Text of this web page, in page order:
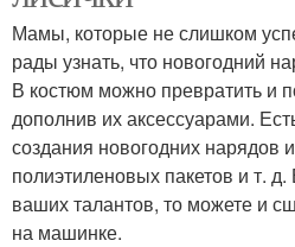
Мамы, которые не слишком
рады узнать, что новогодний
В костюм можно превратить и
дополнив их аксессуарами.
создания новогодних нарядов
полиэтиленовых пакетов и т.
ваших талантов, то можете и
на машинке.